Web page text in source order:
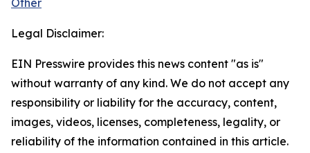
Other
Legal Disclaimer:
EIN Presswire provides this news content "as is"
without warranty of any kind. We do not accept any
responsibility or liability for the accuracy, content,
images, videos, licenses, completeness, legality, or
reliability of the information contained in this article.